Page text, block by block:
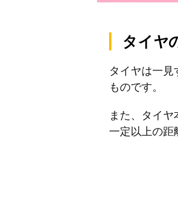
タイヤ
タイヤは一
ものです。
また、タイ
一定以上の距